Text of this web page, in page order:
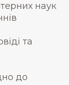
наук
та
до